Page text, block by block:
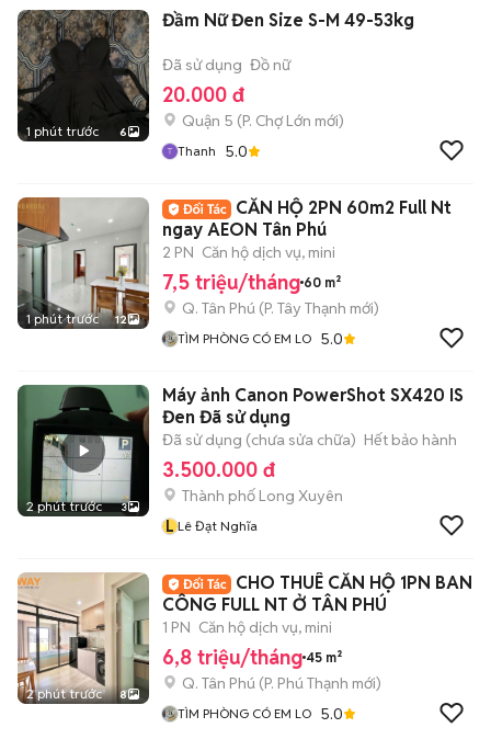
1 phút trước 6
Đầm Nữ Đen Size S-M 49-53kg
Đã sử dụng Đồ nữ
20.000 đ
Quận 5 (P. Chợ Lớn mới)
Thanh 5.0
1 phút trước 12
CĂN HỘ 2PN 60m2 Full Nt
ngay AEON Tân Phú
2 PN Căn hộ dịch vụ, mini
7,5 triệu/tháng 60 m²
Q. Tân Phú (P. Tây Thạnh mới)
TÌM PHÒNG CÓ EM LO 5.0
2 phút trước 3
Máy ảnh Canon PowerShot SX420 IS
Đen Đã sử dụng
Đã sử dụng (chưa sửa chữa) Hết bảo hành
3.500.000 đ
Thành phố Long Xuyên
L Lê Đạt Nghĩa
2 phút trước 8
CHO THUÊ CĂN HỘ 1PN BAN
CÔNG FULL NT Ở TÂN PHÚ
1 PN Căn hộ dịch vụ, mini
6,8 triệu/tháng 45 m²
Q. Tân Phú (P. Phú Thạnh mới)
TÌM PHÒNG CÓ EM LO 5.0